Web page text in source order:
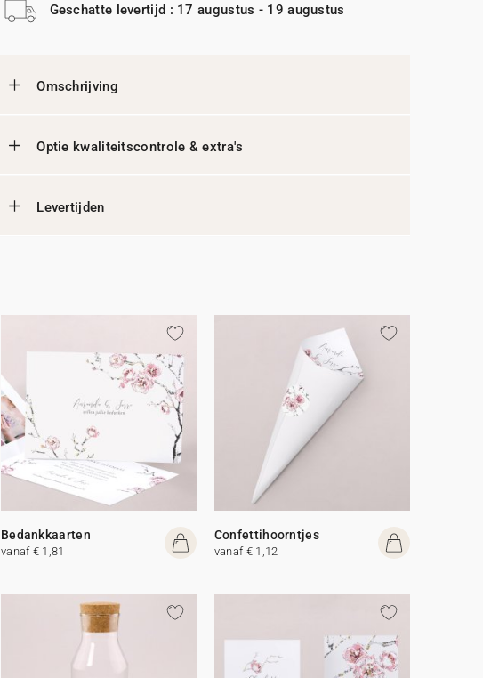
Geschatte levertijd : 17 augustus - 19 augustus
Omschrijving
Optie kwaliteitscontrole & extra's
Levertijden
Bedankkaarten
vanaf € 1,81
Confettihoorntjes
vanaf € 1,12